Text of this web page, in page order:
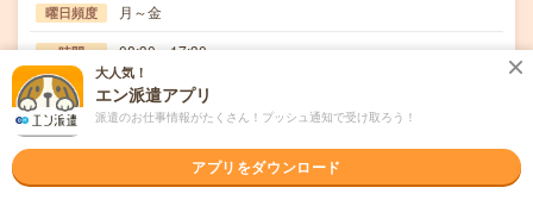
曜日頻度 月～金
時間 08:30～17:30
期間 長期でお仕事できる方、大歓迎！
時給 時給1200円
交通費規定内支給
大人気！
エン派遣アプリ
派遣のお仕事情報がたくさん！プッシュ通知で受け取ろう！
アプリをダウンロード